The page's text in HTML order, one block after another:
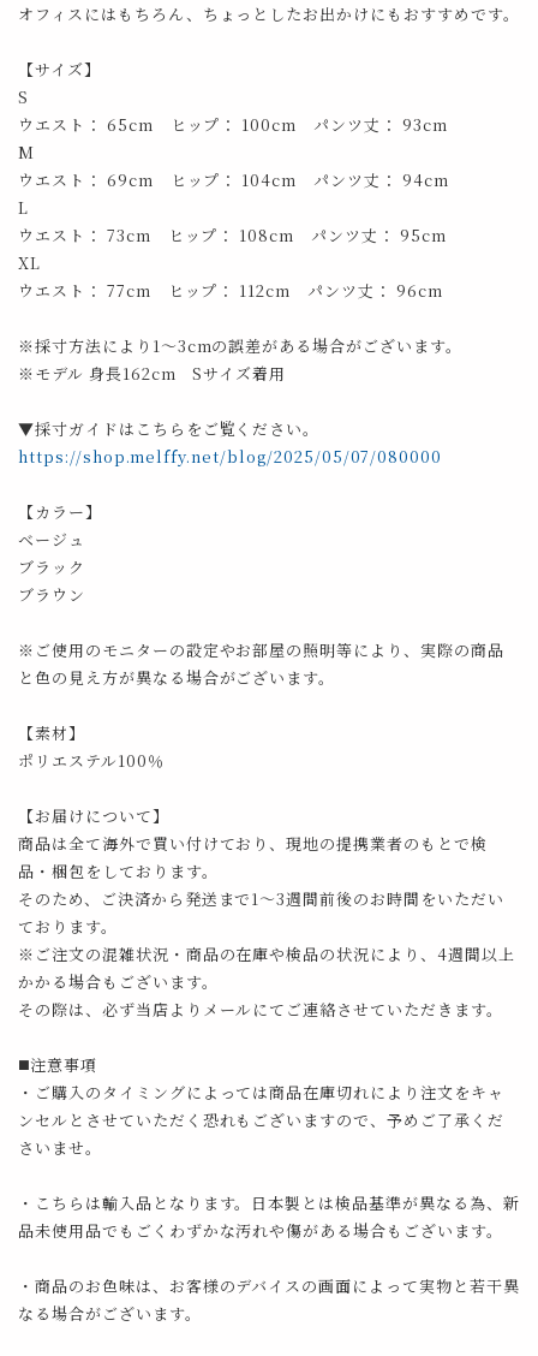
オフィスにはもちろん、ちょっとしたお出かけにもおすすめです。
【サイズ】
S
ウエスト： 65cm ヒップ： 100cm パンツ丈： 93cm
M
ウエスト： 69cm ヒップ： 104cm パンツ丈： 94cm
L
ウエスト： 73cm ヒップ： 108cm パンツ丈： 95cm
XL
ウエスト： 77cm ヒップ： 112cm パンツ丈： 96cm
※採寸方法により1～3cmの誤差がある場合がございます。
※モデル 身長162cm Sサイズ着用
▼採寸ガイドはこちらをご覧ください。
https://shop.melffy.net/blog/2025/05/07/080000
【カラー】
ベージュ
ブラック
ブラウン
※ご使用のモニターの設定やお部屋の照明等により、実際の商品
と色の見え方が異なる場合がございます。
【素材】
ポリエステル100％
【お届けについて】
商品は全て海外で買い付けており、現地の提携業者のもとで検
品・梱包をしております。
そのため、ご決済から発送まで1～3週間前後のお時間をいただい
ております。
※ご注文の混雑状況・商品の在庫や検品の状況により、4週間以上
かかる場合もございます。
その際は、必ず当店よりメールにてご連絡させていただきます。
◼️注意事項
・ご購入のタイミングによっては商品在庫切れにより注文をキャ
ンセルとさせていただく恐れもございますので、予めご了承くだ
さいませ。
・こちらは輸入品となります。日本製とは検品基準が異なる為、新
品未使用品でもごくわずかな汚れや傷がある場合もございます。
・商品のお色味は、お客様のデバイスの画面によって実物と若干異
なる場合がございます。